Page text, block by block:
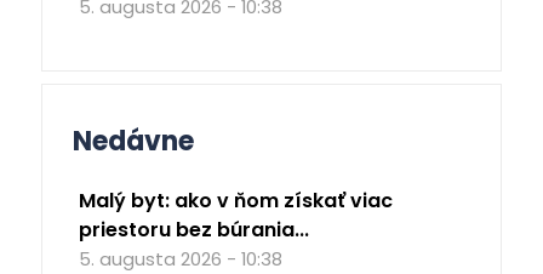
5. augusta 2026 - 10:38
Nedávne
Malý byt: ako v ňom získať viac
priestoru bez búrania...
5. augusta 2026 - 10:38